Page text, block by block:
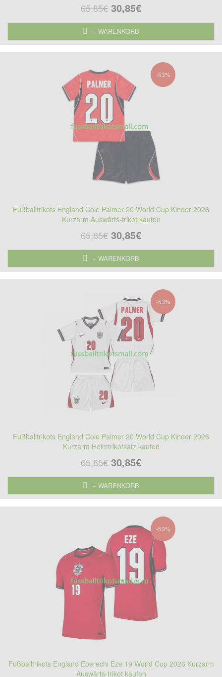
65,85€ 30,85€
+ WARENKORB
-53%
Fußballtrikots England Cole Palmer 20 World Cup Kinder 2026
Kurzarm Auswärts-trikot kaufen
65,85€ 30,85€
+ WARENKORB
-53%
Fußballtrikots England Cole Palmer 20 World Cup Kinder 2026
Kurzarm Heimtrikotsatz kaufen
65,85€ 30,85€
+ WARENKORB
-53%
Fußballtrikots England Eberechi Eze 19 World Cup 2026 Kurzarm
Auswärts-trikot kaufen